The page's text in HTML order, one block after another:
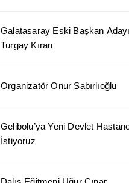
Galatasaray Eski Başkan Adayı
Turgay Kıran
Organizatör Onur Sabırlıoğlu
Gelibolu’ya Yeni Devlet
İstiyoruz